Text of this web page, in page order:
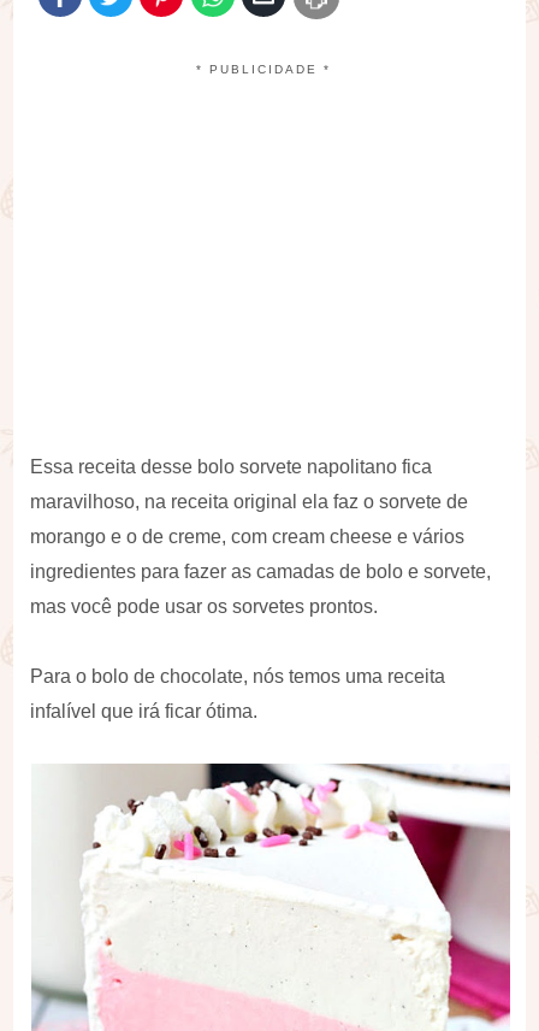
* PUBLICIDADE *
Essa receita desse bolo sorvete napolitano fica
maravilhoso, na receita original ela faz o sorvete de
morango e o de creme, com cream cheese e vários
ingredientes para fazer as camadas de bolo e sorvete,
mas você pode usar os sorvetes prontos.
Para o bolo de chocolate, nós temos uma receita
infalível que irá ficar ótima.